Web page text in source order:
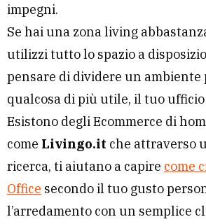
impegni.
Se hai una zona living
utilizzi tutto lo spazio a
pensare di dividere un
qualcosa di più utile, il tuo ufficio
Esistono degli Ecommerce di
come Livingo.it che attraverso
ricerca, ti aiutano a capire come
Office secondo il tuo gusto
l’arredamento con un semplice